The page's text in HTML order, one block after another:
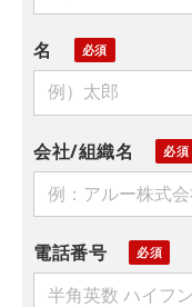
名
会社/組織名
電話番号